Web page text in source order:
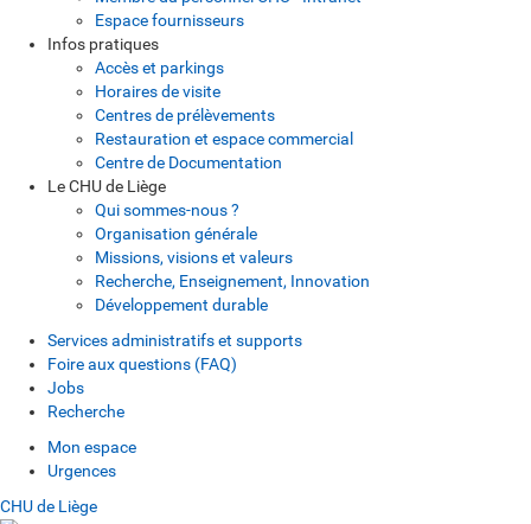
Espace fournisseurs
Infos pratiques
Accès et parkings
Horaires de visite
Centres de prélèvements
Restauration et espace commercial
Centre de Documentation
Le CHU de Liège
Qui sommes-nous ?
Organisation générale
Missions, visions et valeurs
Recherche, Enseignement, Innovation
Développement durable
Services administratifs et supports
Foire aux questions (FAQ)
Jobs
Recherche
Mon espace
Urgences
CHU de Liège